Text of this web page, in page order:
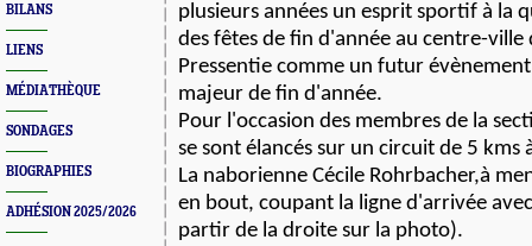
BILANS
LIENS
MÉDIATHÈQUE
SONDAGES
BIOGRAPHIES
ADHÉSION 2025/2026
plusieurs années un esprit sportif à la
des fêtes de fin d'année au centre-ville
Pressentie comme un futur
majeur de fin d'année.
Pour l'occasion des membres de la
se sont élancés sur un circuit de 5
La naborienne Cécile Rohrbacher,à
en bout, coupant la ligne d'arrivée
partir de la droite sur la photo).